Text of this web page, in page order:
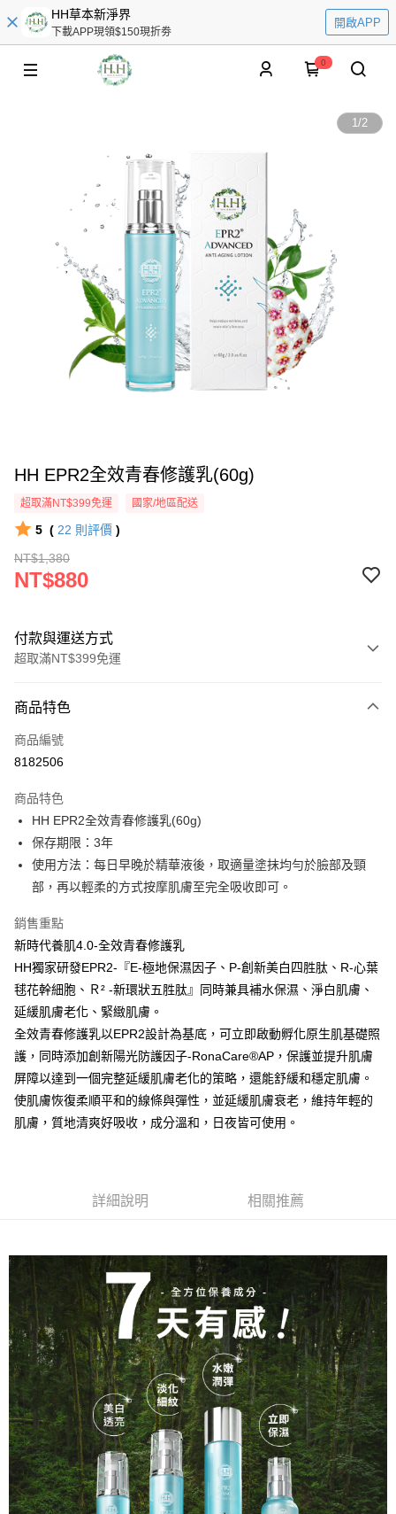
HH草本新淨界
下載APP現領$150現折劵
開啟APP
0
1/2
HH EPR2全效青春修護乳(60g)
超取滿NT$399免運 國家/地區配送
5 ( 22 則評價 )
NT$1,380
NT$880
付款與運送方式
超取滿NT$399免運
信用卡一次付款
超商取貨付款
Apple Pay
街口支付
悠遊付
Google Pay
全盈+PAY
【大哥付你分期使用說明】
1.本服務由台灣大哥大提供，台灣大哥大用戶可立即使用無須另外申請。
2.付款方式選擇「大哥付你分期」，訂單成立後會自動跳轉到大哥付的交易
流程，驗證手機門號後，選擇欲分期的期數、繳款截止日，確認付款後即完
成交易。
3.實際核准額度、可分期數及費用金額請依後續交易確認頁面所載為準。
4.訂單成立30分鐘內，如未前往確認交易或遇審核未通過，訂單將自動取
【注意事項】
1.本服務係由「台灣大哥大股份有限公司」（以下簡稱本公司）所提供，讓
用戶於交易時，得透過本服務購買商品或服務，並由商店將買賣／分期付款
買賣價金債權讓與本公司後，依約使用本公司帳單繳交帳款。
2.基於同意付款使用「大哥付你分期」之契約關係目的，商店將以您的個人
資料（包含姓名、電話或地址）提供予台灣大哥大進項蒐集、處理及利用，
由本公司與您本人進行分期帳單所需資料之確認、核對及更正。
3.完整用戶服務條款，請詳閱以下連結：https://oppay.tw/userRule
AFTEE先享後付
相關說明
【關於「AFTEE先享後付」】
AFTEE先享後付是「在收到商品之後才付款」的支付方式。 讓您購物簡單
便利好安心！
１．簡單：不需註冊會員、不需綁卡、不需儲值。
１．於結帳方式選擇「AFTEE先享後付」後，將跳轉至「AFTEE先享後付」
ATM／網路銀行／等多元方式進行付款，方視為交易完成。
※ 請注意：結帳手續完成當下不需立刻繳費，但若您需要取消訂單，請聯絡
購買商品的店家。未經商家同意取消之訂單仍視為有效，需透過AFTEE先享
後付繳納相關費用。
※ 交易是否成功請以「AFTEE先享後付 」之結帳頁面顯示為準，若有關於
是否繳費成功／繳費後需取消欲退款等相關疑問，請聯繫「AFTEE先享後付
客戶支援中心」https://netprotections.freshdesk.com/support/home
【注意事項】
１．透過由恩沛科技股份有限公司提供之「AFTEE先享後付」服務完成之交
易，需依本服務之必要範圍內提供個人資料，並將交易相關給付款項請求債
權轉讓予恩沛科技股份有限公司。
２．關於個人資料處理事宜，請瀏覽以下網址：
https://aftee.tw/terms/#terms3
３．未成年的使用者請事先徵得法定代理人或監護人之同意方可使用
「AFTEE先享後付」，若未經同意申辦者引起之損失，本公司不負相關責
運送方式
萊爾富取貨付款
每筆NT$60，滿NT$699(含以上)免運費
付款後萊爾富取貨
每筆NT$60，滿NT$699(含以上)免運費
7-11付款取貨
每筆NT$60，滿NT$699(含以上)免運費
付款後7-11取貨
每筆NT$60，滿NT$699(含以上)免運費
宅配
商品特色
商品編號
8182506
商品特色
HH EPR2全效青春修護乳(60g)
保存期限：3年
使用方法：每日早晚於精華液後，取適量塗抹均勻於臉部及頸
部，再以輕柔的方式按摩肌膚至完全吸收即可。
銷售重點
新時代養肌4.0-全效青春修護乳
HH獨家研發EPR2-『E-極地保濕因子、P-創新美白四胜肽、R-心葉
毬花幹細胞、Ｒ² -新環狀五胜肽』同時兼具補水保濕、淨白肌膚、
延緩肌膚老化、緊緻肌膚。
全效青春修護乳以EPR2設計為基底，可立即啟動孵化原生肌基礎照
護，同時添加創新陽光防護因子-RonaCare®AP，保護並提升肌膚
屏障以達到一個完整延緩肌膚老化的策略，還能舒緩和穩定肌膚。
使肌膚恢復柔順平和的線條與彈性，並延緩肌膚衰老，維持年輕的
肌膚，質地清爽好吸收，成分溫和，日夜皆可使用。
詳細說明 相關推薦